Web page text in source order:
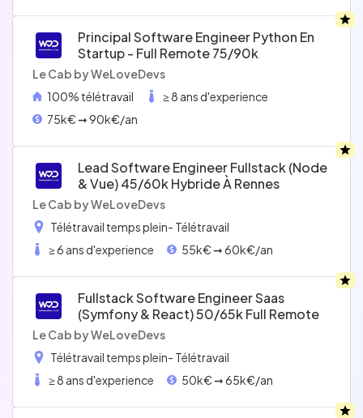
Principal Software Engineer Python En
Startup - Full Remote 75/90k
Le Cab by WeLoveDevs
100% télétravail
≥ 8 ans d'experience
75k€ ➞ 90k€/an
Lead Software Engineer Fullstack (node
& Vue) 45/60k Hybride À Rennes
Le Cab by WeLoveDevs
Télétravail temps plein- Télétravail
≥ 6 ans d'experience
55k€ ➞ 60k€/an
Fullstack Software Engineer Saas
(symfony & React) 50/65k Full Remote
Le Cab by WeLoveDevs
Télétravail temps plein- Télétravail
≥ 8 ans d'experience
50k€ ➞ 65k€/an